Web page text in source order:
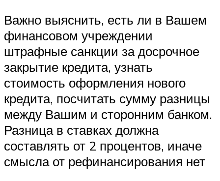
Важно выяснить, есть ли в Вашем
финансовом учреждении
штрафные санкции за досрочное
закрытие кредита, узнать
стоимость оформления нового
кредита, посчитать сумму разницы
между Вашим и сторонним банком.
Разница в ставках должна
составлять от 2 процентов, иначе
смысла от рефинансирования нет